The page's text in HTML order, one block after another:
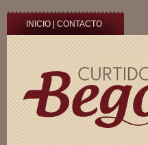
INICIO CONTACTO